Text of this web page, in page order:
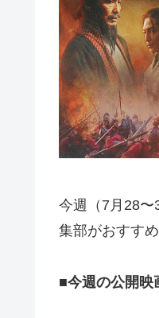
今週（7月28〜
集部がおすす
■今週の公開映